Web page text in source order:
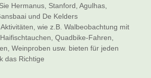
Hermanus, Stanford, Agulhas,
und De Kelders
wie z.B. Walbeobachtung mit
Quadbike-Fahren,
Weinproben usw. bieten für jeden
das Richtige